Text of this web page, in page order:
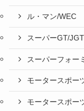
ル・マン/WEC
スーパーGT/
スーパーフォー
モータースポー
モータースポー